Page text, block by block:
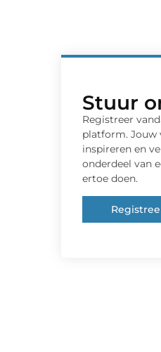
Stuur
Registreer
platform. Jouw
inspireren en
onderdeel van
ertoe doen.